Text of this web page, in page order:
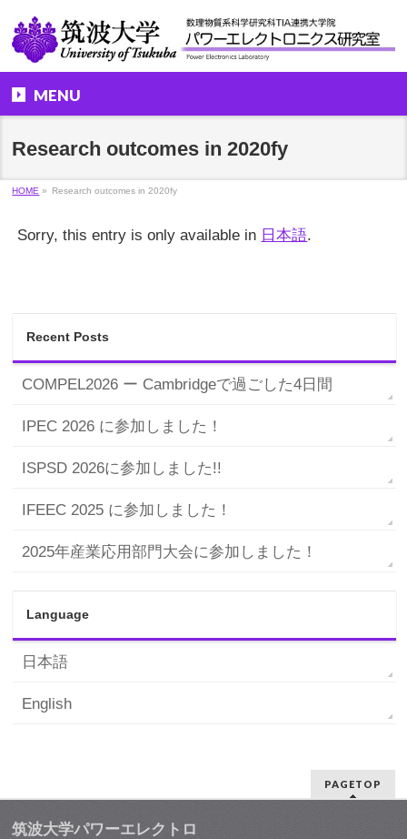
MENU
Research outcomes in 2020fy
HOME » Research outcomes in 2020fy
Sorry, this entry is only available in 日本語.
Recent Posts
COMPEL2026 ー Cambridgeで過ごした4日間
IPEC 2026 に参加しました！
ISPSD 2026に参加しました!!
IFEEC 2025 に参加しました！
2025年産業応用部門大会に参加しました！
Language
日本語
English
PAGETOP
筑波大学パワーエレクトロ